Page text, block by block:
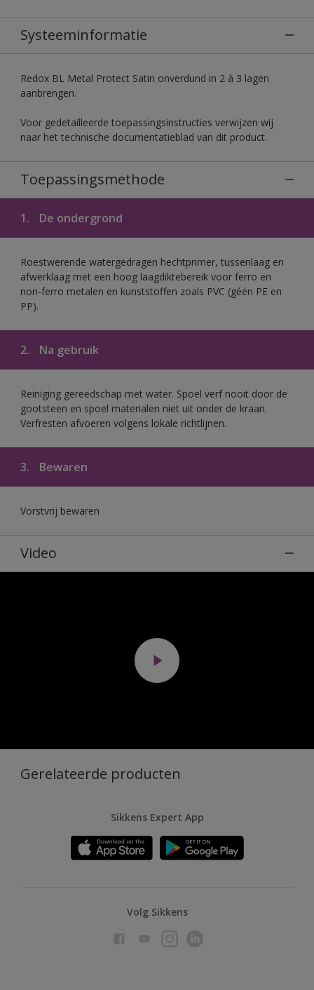
Systeeminformatie
Redox BL Metal Protect Satin onverdund in 2 à 3 lagen
aanbrengen.
Voor gedetailleerde toepassingsinstructies verwijzen wij
naar het technische documentatieblad van dit product.
Toepassingsmethode
1. De ondergrond
Roestwerende watergedragen hechtprimer, tussenlaag en
afwerklaag met een hoog laagdiktebereik voor ferro en
non-ferro metalen en kunststoffen zoals PVC (géén PE en
PP).
2. Na gebruik
Reiniging gereedschap met water. Spoel verf nooit door de
gootsteen en spoel materialen niet uit onder de kraan.
Verfresten afvoeren volgens lokale richtlijnen.
3. Bewaren
Vorstvrij bewaren
Video
Gerelateerde producten
Sikkens Expert App
Volg Sikkens